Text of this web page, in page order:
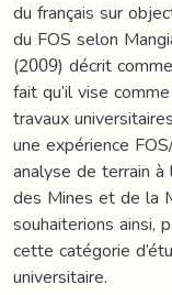
du français sur
du FOS selon
(2009) décrit
fait qu’il vise
travaux
une expérience
analyse de terrain à
des Mines et de la
souhaiterions ainsi,
cette catégorie
universitaire.